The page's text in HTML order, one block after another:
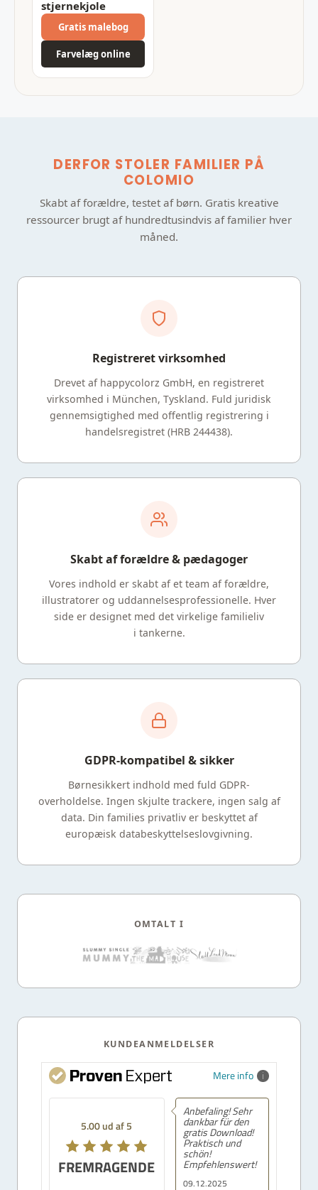
stjernekjole
Gratis malebog
Farvelæg online
DERFOR STOLER FAMILIER PÅ
COLOMIO
Skabt af forældre, testet af børn. Gratis kreative
ressourcer brugt af hundredtusindvis af familier hver
måned.
Registreret virksomhed
Drevet af happycolorz GmbH, en registreret
virksomhed i München, Tyskland. Fuld juridisk
gennemsigtighed med offentlig registrering i
handelsregistret (HRB 244438).
Skabt af forældre & pædagoger
Vores indhold er skabt af et team af forældre,
illustratorer og uddannelsesprofessionelle. Hver
side er designet med det virkelige familieliv
i tankerne.
GDPR-kompatibel & sikker
Børnesikkert indhold med fuld GDPR-
overholdelse. Ingen skjulte trackere, ingen salg af
data. Din families privatliv er beskyttet af
europæisk databeskyttelseslovgivning.
OMTALT I
KUNDEANMELDELSER
Mere info
5.00 ud af 5
FREMRAGENDE
09.12.2025
Anbefaling! Sehr
dankbar für den
gratis Download!
Praktisch und
schön!
Empfehlenswert!